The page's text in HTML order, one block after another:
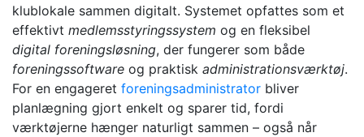
klublokale sammen digitalt. Systemet opfattes som et
effektivt medlemsstyringssystem og en fleksibel
digital foreningsløsning, der fungerer som både
foreningssoftware og praktisk administrationsværktøj.
For en engageret foreningsadministrator bliver
planlægning gjort enkelt og sparer tid, fordi
værktøjerne hænger naturligt sammen – også når